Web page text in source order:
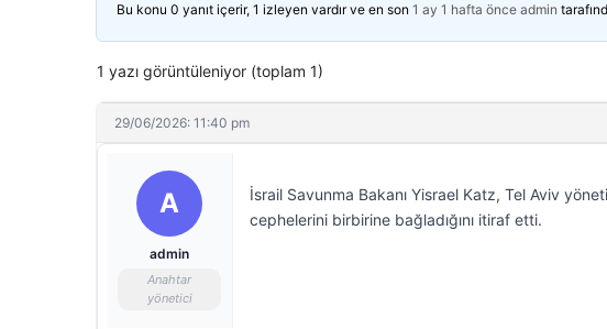
Bu konu 0 yanıt içerir, 1 izleyen vardır ve en son 1 ay 1 hafta önce admin
1 yazı görüntüleniyor (toplam 1)
29/06/2026: 11:40 pm
A
admin
Anahtar
yönetici
İsrail Savunma Bakanı Yisrael Katz, Tel Aviv
cephelerini birbirine bağladığını itiraf etti.